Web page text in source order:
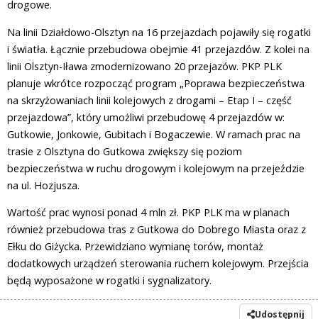
drogowe.
Na linii Działdowo-Olsztyn na 16 przejazdach pojawiły się rogatki
i światła. Łącznie przebudowa obejmie 41 przejazdów. Z kolei na
linii Olsztyn-Iława zmodernizowano 20 przejazów. PKP PLK
planuje wkrótce rozpocząć program „Poprawa bezpieczeństwa
na skrzyżowaniach linii kolejowych z drogami – Etap I – część
przejazdowa”, który umożliwi przebudowę 4 przejazdów w:
Gutkowie, Jonkowie, Gubitach i Bogaczewie. W ramach prac na
trasie z Olsztyna do Gutkowa zwiększy się poziom
bezpieczeństwa w ruchu drogowym i kolejowym na przejeździe
na ul. Hozjusza.
Wartość prac wynosi ponad 4 mln zł. PKP PLK ma w planach
również przebudowa tras z Gutkowa do Dobrego Miasta oraz z
Ełku do Giżycka. Przewidziano wymianę torów, montaż
dodatkowych urządzeń sterowania ruchem kolejowym. Przejścia
będą wyposażone w rogatki i sygnalizatory.
Udostępnij